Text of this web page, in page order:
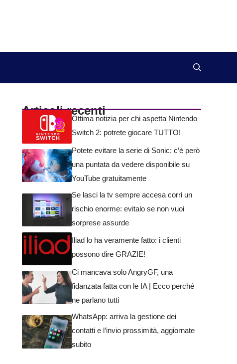
Articoli recenti
Ottima notizia per chi aspetta Nintendo
Switch 2: potrete giocare TUTTO!
Potete evitare la serie di Sonic: c’è però
una puntata da vedere disponibile su
YouTube gratuitamente
Se lasci la tv sempre accesa corri un
rischio enorme: evitalo se non vuoi
sorprese assurde
Iliad lo ha veramente fatto: i clienti
possono dire GRAZIE!
Ci mancava solo AngryGF, una
fidanzata fatta con le IA | Ecco perché
ne parlano tutti
WhatsApp: arriva la gestione dei
contatti e l’invio prossimità, aggiornate
subito